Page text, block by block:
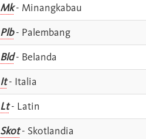
Mk- Minangkabau
Plb- Palembang
Bld- Belanda
It- Italia
Lt- Latin
Skot- Skotlandia